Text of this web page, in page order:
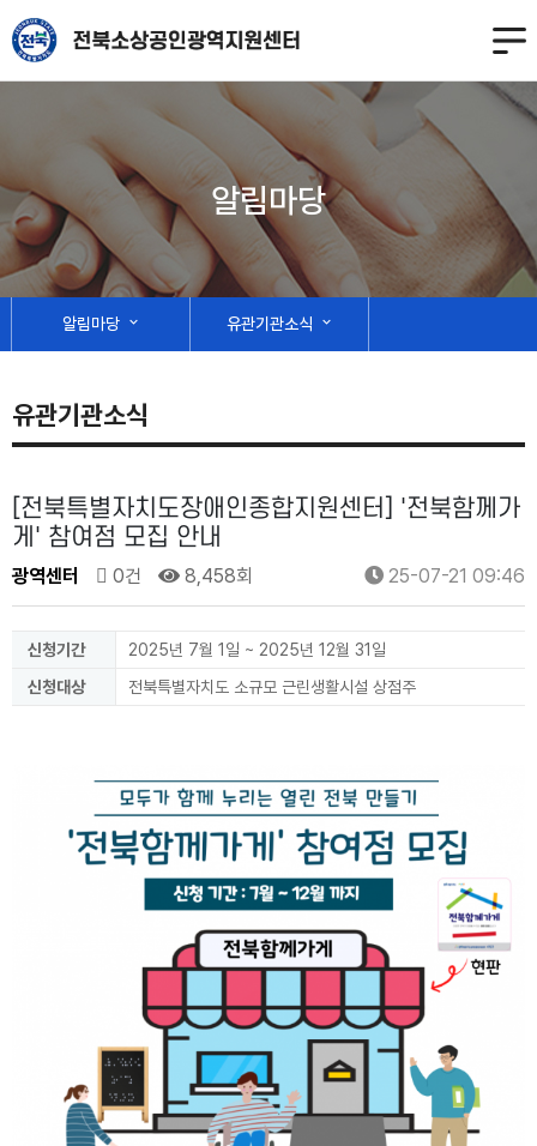
알림마당
알림마당 expand_more 유관기관소식 expand_more
유관기관소식
[전북특별자치도장애인종합지원센터] '전북함께가
게' 참여점 모집 안내
광역센터 0건 8,458회 25-07-21 09:46
신청기간
2025년 7월 1일 ~ 2025년 12월 31일
신청대상
전북특별자치도 소규모 근린생활시설 상점주